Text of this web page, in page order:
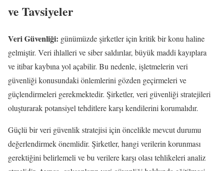
ve Tavsiyeler
Veri Güvenliği: günümüzde şirketler için kritik bir konu haline
gelmiştir. Veri ihlalleri ve siber saldırılar, büyük maddi kayıplara
ve itibar kaybına yol açabilir. Bu nedenle, işletmelerin veri
güvenliği konusundaki önlemlerini gözden geçirmeleri ve
güçlendirmeleri gerekmektedir. Şirketler, veri güvenliği stratejileri
oluşturarak potansiyel tehditlere karşı kendilerini korumalıdır.
Güçlü bir veri güvenlik stratejisi için öncelikle mevcut durumu
değerlendirmek önemlidir. Şirketler, hangi verilerin korunması
gerektiğini belirlemeli ve bu verilere karşı olası tehlikeleri analiz